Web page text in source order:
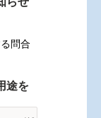
問合
途を